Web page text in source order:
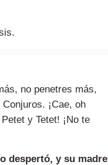
no penetres más,
¡Cae, oh
y Tetet! ¡No te
despertó, y su madre